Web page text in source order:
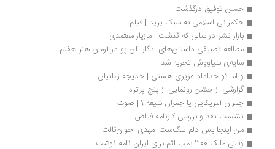
حسن توفیق درگذشت
حکمرانی اسلامی به سبک یزید | فیلم
بازار نشر در سالی که گذشت | مازیار معتمدی
مطالعه تطبیقی داستان‌های ادگار آلن پو در آرمان هنر هفتم
سایه‌ی سیاووش تجربه شد
و اما تو خداداد عزیزی هستی | خدیجه زمانیان
گزارشی از جشن رونمایی از پنج پرتره
چمران آمریکایی یا چمران شیعه!؟ | صوت
نشست نقد و بررسی کارنامه فیاض
من اينجا بس دلم تنگ‌ست| مهدی اخوان‌ثالث
وقتی مالک 300 بمب اتم برای ایران نامه نوشت